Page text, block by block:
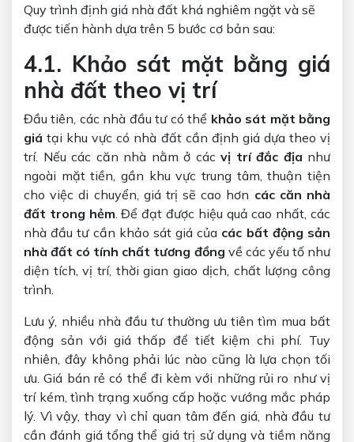
Quy trình định giá nhà đất khá nghiêm ngặt và sẽ
được tiến hành dựa trên 5 bước cơ bản sau:
4.1. Khảo sát mặt bằng giá
nhà đất theo vị trí
Đầu tiên, các nhà đầu tư có thể khảo sát mặt bằng
giá tại khu vực có nhà đất cần định giá dựa theo vị
trí. Nếu các căn nhà nằm ở các vị trí đắc địa như
ngoài mặt tiền, gần khu vực trung tâm, thuận tiện
cho việc di chuyển, giá trị sẽ cao hơn các căn nhà
đất trong hẻm. Để đạt được hiệu quả cao nhất, các
nhà đầu tư cần khảo sát giá của các bất động sản
nhà đất có tính chất tương đồng về các yếu tố như
diện tích, vị trí, thời gian giao dịch, chất lượng công
trình.
Lưu ý, nhiều nhà đầu tư thường ưu tiên tìm mua bất
động sản với giá thấp để tiết kiệm chi phí. Tuy
nhiên, đây không phải lúc nào cũng là lựa chọn tối
ưu. Giá bán rẻ có thể đi kèm với những rủi ro như vị
trí kém, tình trạng xuống cấp hoặc vướng mắc pháp
lý. Vì vậy, thay vì chỉ quan tâm đến giá, nhà đầu tư
cần đánh giá tổng thể giá trị sử dụng và tiềm năng